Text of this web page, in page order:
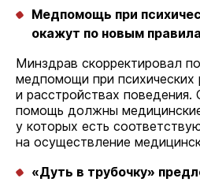
Медпомощь при
окажут по новым
Минздрав скорректировал
медпомощи при психических
и расстройствах поведения.
помощь должны
у которых есть
на осуществление
«Дуть в трубочку»